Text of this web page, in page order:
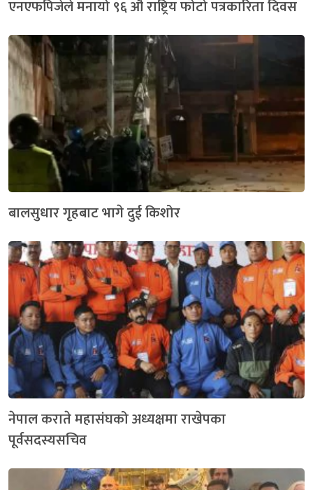
एनएफपिजेले मनायो ९६ औं राष्ट्रिय फोटो पत्रकारिता दिवस
बालसुधार गृहबाट भागे दुई किशोर
नेपाल कराते महासंघको अध्यक्षमा राखेपका
पूर्वसदस्यसचिव